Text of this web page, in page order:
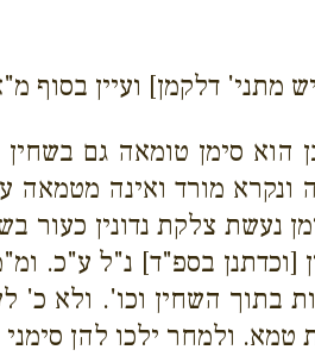
מתני' דלקמן] ועיין בסוף
סימן טומאה גם בשחין
מורד ואינה מטמאה
נעשת צלקת נדונין כעור
בספ"ד] נ"ל ע"כ.
השחין וכו'. ולא כ'
ולמחר ילכו להן